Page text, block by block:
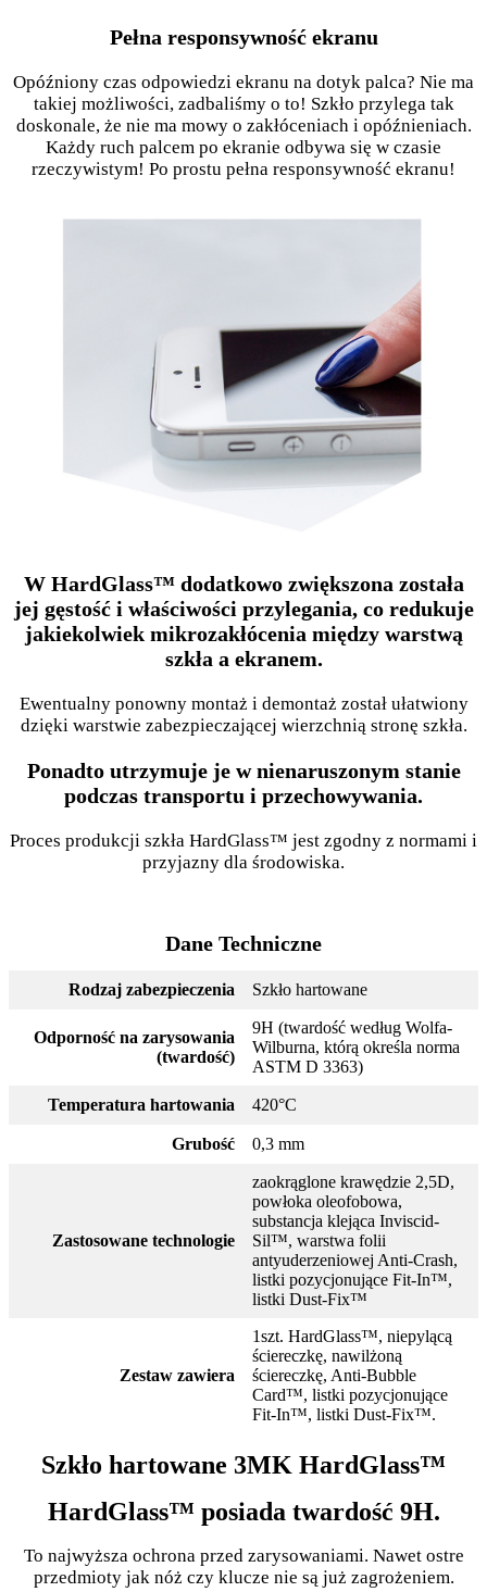
Pełna responsywność ekranu
Opóźniony czas odpowiedzi ekranu na dotyk palca? Nie ma
takiej możliwości, zadbaliśmy o to! Szkło przylega tak
doskonale, że nie ma mowy o zakłóceniach i opóźnieniach.
Każdy ruch palcem po ekranie odbywa się w czasie
rzeczywistym! Po prostu pełna responsywność ekranu!
W HardGlass™ dodatkowo zwiększona została
jej gęstość i właściwości przylegania, co redukuje
jakiekolwiek mikrozakłócenia między warstwą
szkła a ekranem.
Ewentualny ponowny montaż i demontaż został ułatwiony
dzięki warstwie zabezpieczającej wierzchnią stronę szkła.
Ponadto utrzymuje je w nienaruszonym stanie
podczas transportu i przechowywania.
Proces produkcji szkła HardGlass™ jest zgodny z normami i
przyjazny dla środowiska.
Dane Techniczne
Rodzaj zabezpieczenia Szkło hartowane
Odporność na zarysowania
(twardość)
9H (twardość według Wolfa-
Wilburna, którą określa norma
ASTM D 3363)
Temperatura hartowania 420°C
Grubość 0,3 mm
Zastosowane technologie
zaokrąglone krawędzie 2,5D,
powłoka oleofobowa,
substancja klejąca Inviscid-
Sil™, warstwa folii
antyuderzeniowej Anti-Crash,
listki pozycjonujące Fit-In™,
listki Dust-Fix™
Zestaw zawiera
1szt. HardGlass™, niepylącą
ściereczkę, nawilżoną
ściereczkę, Anti-Bubble
Card™, listki pozycjonujące
Fit-In™, listki Dust-Fix™.
Szkło hartowane 3MK HardGlass™
HardGlass™ posiada twardość 9H.
To najwyższa ochrona przed zarysowaniami. Nawet ostre
przedmioty jak nóż czy klucze nie są już zagrożeniem.